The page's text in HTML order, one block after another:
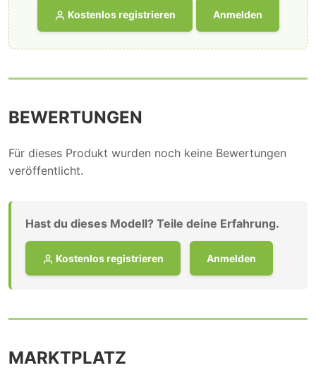
Kostenlos registrieren Anmelden
BEWERTUNGEN
Für dieses Produkt wurden noch keine Bewertungen
veröffentlicht.
Hast du dieses Modell? Teile deine Erfahrung.
Kostenlos registrieren Anmelden
MARKTPLATZ